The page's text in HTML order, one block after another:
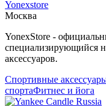
Yonexstore
Москва
YonexStore -
специализирующийся
аксессуаров.
Спортивные
спортаФитнес и йога